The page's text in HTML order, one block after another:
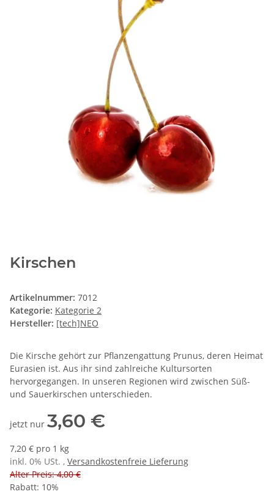
Kirschen
Artikelnummer: 7012
Kategorie: Kategorie 2
Hersteller: [tech]NEO
Die Kirsche gehört zur Pflanzengattung Prunus, deren Heimat
Eurasien ist. Aus ihr sind zahlreiche Kultursorten
hervorgegangen. In unseren Regionen wird zwischen Süß-
und Sauerkirschen unterschieden.
jetzt nur 3,60 €
7,20 € pro 1 kg
inkl. 0% USt. , Versandkostenfreie Lieferung
Alter Preis: 4,00 €
Rabatt: 10%